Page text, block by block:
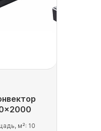
м²: 10